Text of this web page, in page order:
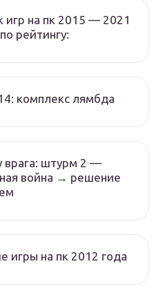
игр на пк 2015 — 2021
рейтингу:
комплекс лямбда
врага: штурм 2 —
война → решение
игры на пк 2012 года